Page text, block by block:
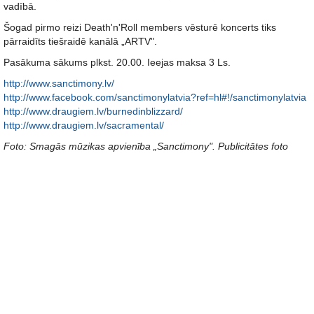
vadībā.
Šogad pirmo reizi Death'n'Roll members vēsturē koncerts tiks
pārraidīts tiešraidē kanālā „ARTV".
Pasākuma sākums plkst. 20.00. Ieejas maksa 3 Ls.
http://www.sanctimony.lv/
http://www.facebook.com/sanctimonylatvia?ref=hl#!/sanctimonylatvia
http://www.draugiem.lv/burnedinblizzard/
http://www.draugiem.lv/sacramental/
Foto: Smagās mūzikas apvienība „Sanctimony". Publicitātes foto